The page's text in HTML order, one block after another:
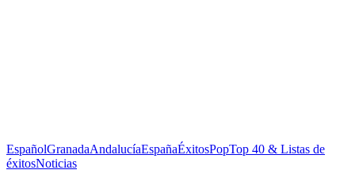
EspañolGranadaAndalucíaEspañaÉxitosPopTop 40 & Listas de
éxitosNoticias